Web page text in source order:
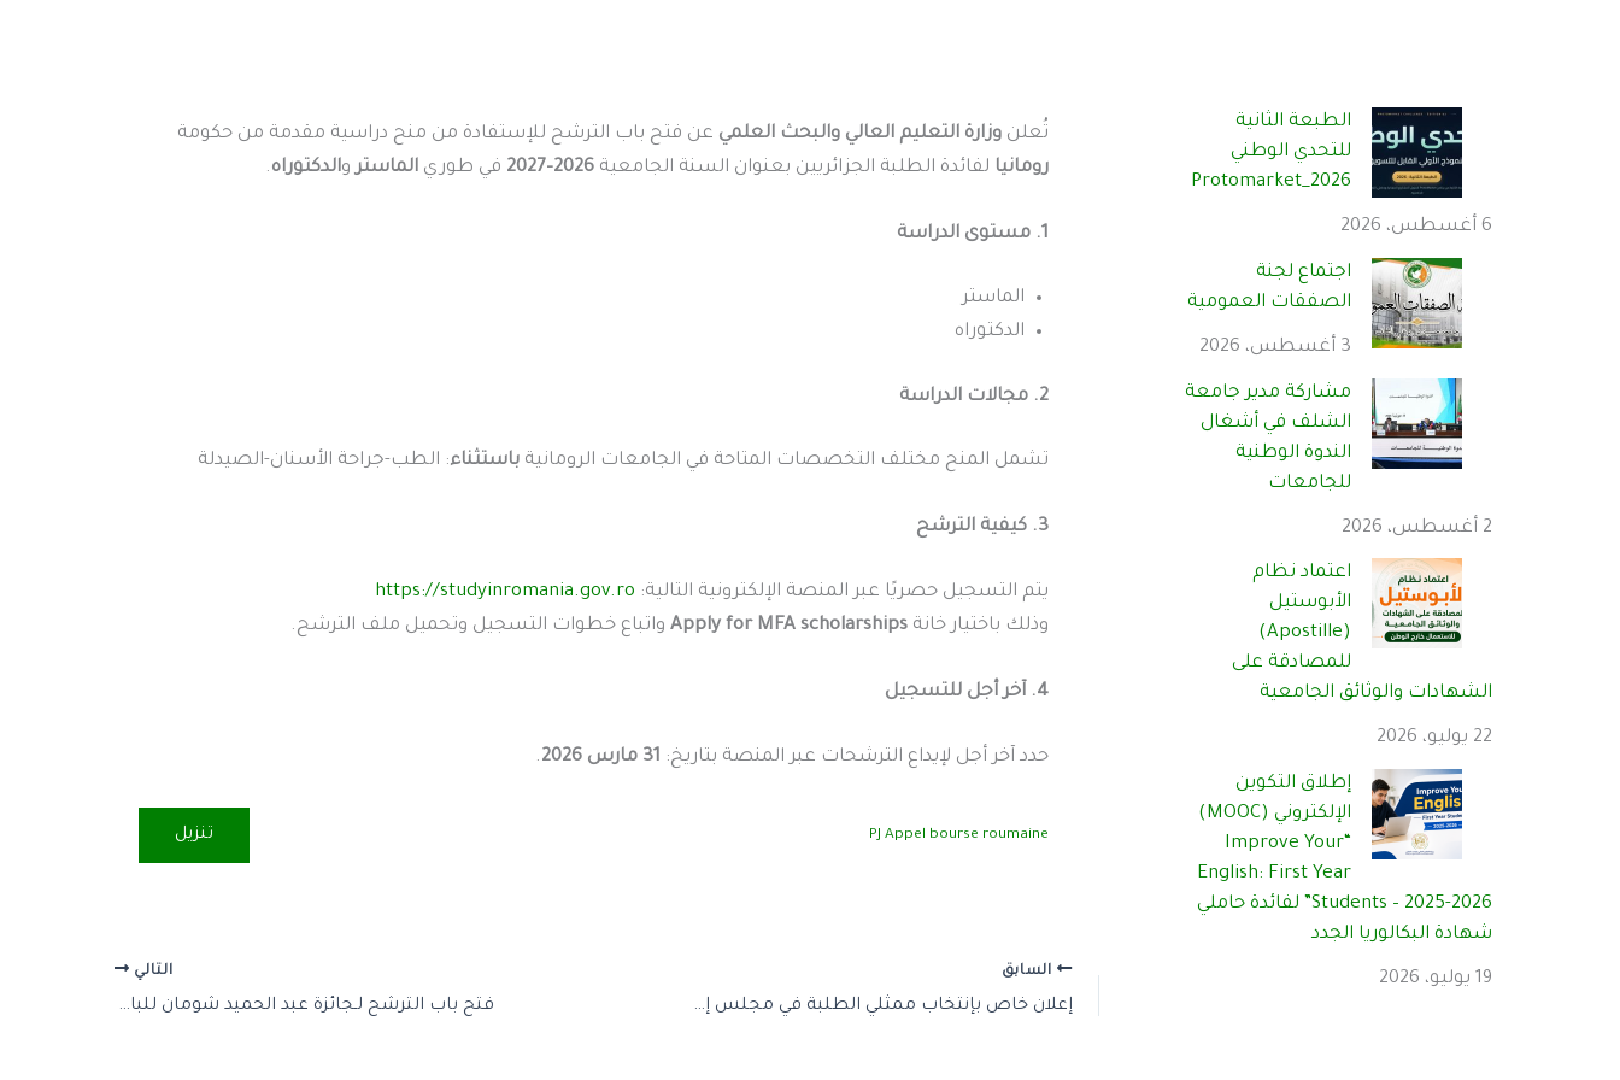
الطبعة الثانية
للتحدي الوطني
Protomarket_2026
6 أغسطس، 2026
اجتماع لجنة
الصفقات العمومية
3 أغسطس، 2026
مشاركة مدير جامعة
الشلف في أشغال
الندوة الوطنية
للجامعات
2 أغسطس، 2026
اعتماد نظام
الأبوستيل
(Apostille)
للمصادقة على
الشهادات والوثائق الجامعية
22 يوليو، 2026
إطلاق التكوين
الإلكتروني (MOOC)
“Improve Your
English: First Year
Students – 2025-2026” لفائدة حاملي
شهادة البكالوريا الجدد
19 يوليو، 2026
تُعلنوزارة التعليم العالي والبحث العلمي عن فتح باب الترشح للإستفادة من منح دراسية مقدمة من حكومة
رومانيا لفائدة الطلبة الجزائريين بعنوان السنة الجامعية2026–2027 في طوريالماستروالدكتوراه.
1. مستوى الدراسة
الماستر
الدكتوراه
2. مجالات الدراسة
تشمل المنح مختلف التخصصات المتاحة في الجامعات الرومانيةباستثناء: الطب-جراحة الأسنان-الصيدلة
3. كيفية الترشح
يتم التسجيل حصريًا عبر المنصة الإلكترونية التالية: https://studyinromania.gov.ro
وذلك باختيار خانةApply for MFA scholarships واتباع خطوات التسجيل وتحميل ملف الترشح.
4. آخر أجل للتسجيل
حدد آخر أجل لإيداع الترشحات عبر المنصة بتاريخ: 31 مارس 2026 .
PJ Appel bourse roumaine تنزيل
السابق
إعلان خاص بإنتخاب ممثلي الطلبة في مجلس إدارة جامعة الشلف
التالي
فتح باب الترشح لـجائزة عبد الحميد شومان للباحثين العرب